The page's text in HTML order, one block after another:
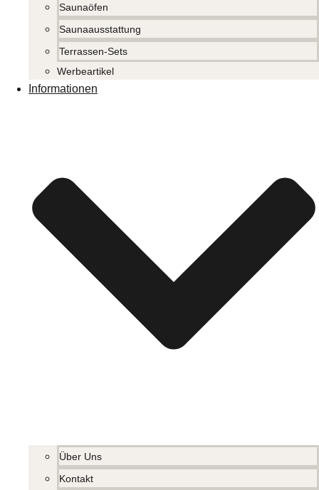
Saunaöfen
Saunaausstattung
Terrassen-Sets
Werbeartikel
Informationen
Über Uns
Kontakt